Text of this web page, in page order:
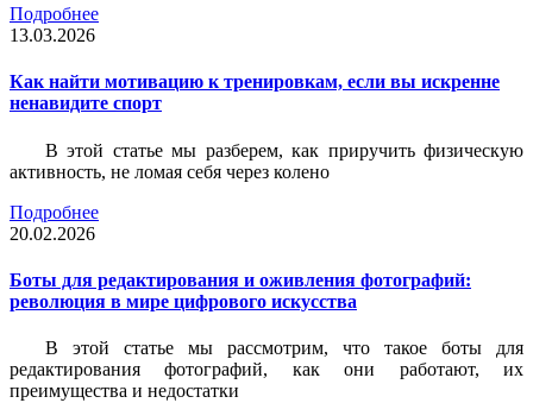
Подробнее
13.03.2026
Как найти мотивацию к тренировкам, если вы искренне
ненавидите спорт
В этой статье мы разберем, как приручить физическую
активность, не ломая себя через колено
Подробнее
20.02.2026
Боты для редактирования и оживления фотографий:
революция в мире цифрового искусства
В этой статье мы рассмотрим, что такое боты для
редактирования фотографий, как они работают, их
преимущества и недостатки